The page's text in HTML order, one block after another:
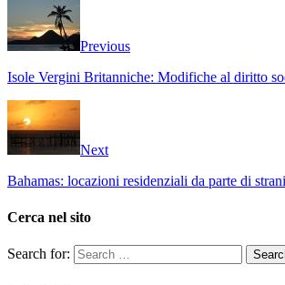
Previous
Isole Vergini Britanniche: Modifiche al diritto
Next
Bahamas: locazioni residenziali da parte di
Cerca nel sito
Search for: